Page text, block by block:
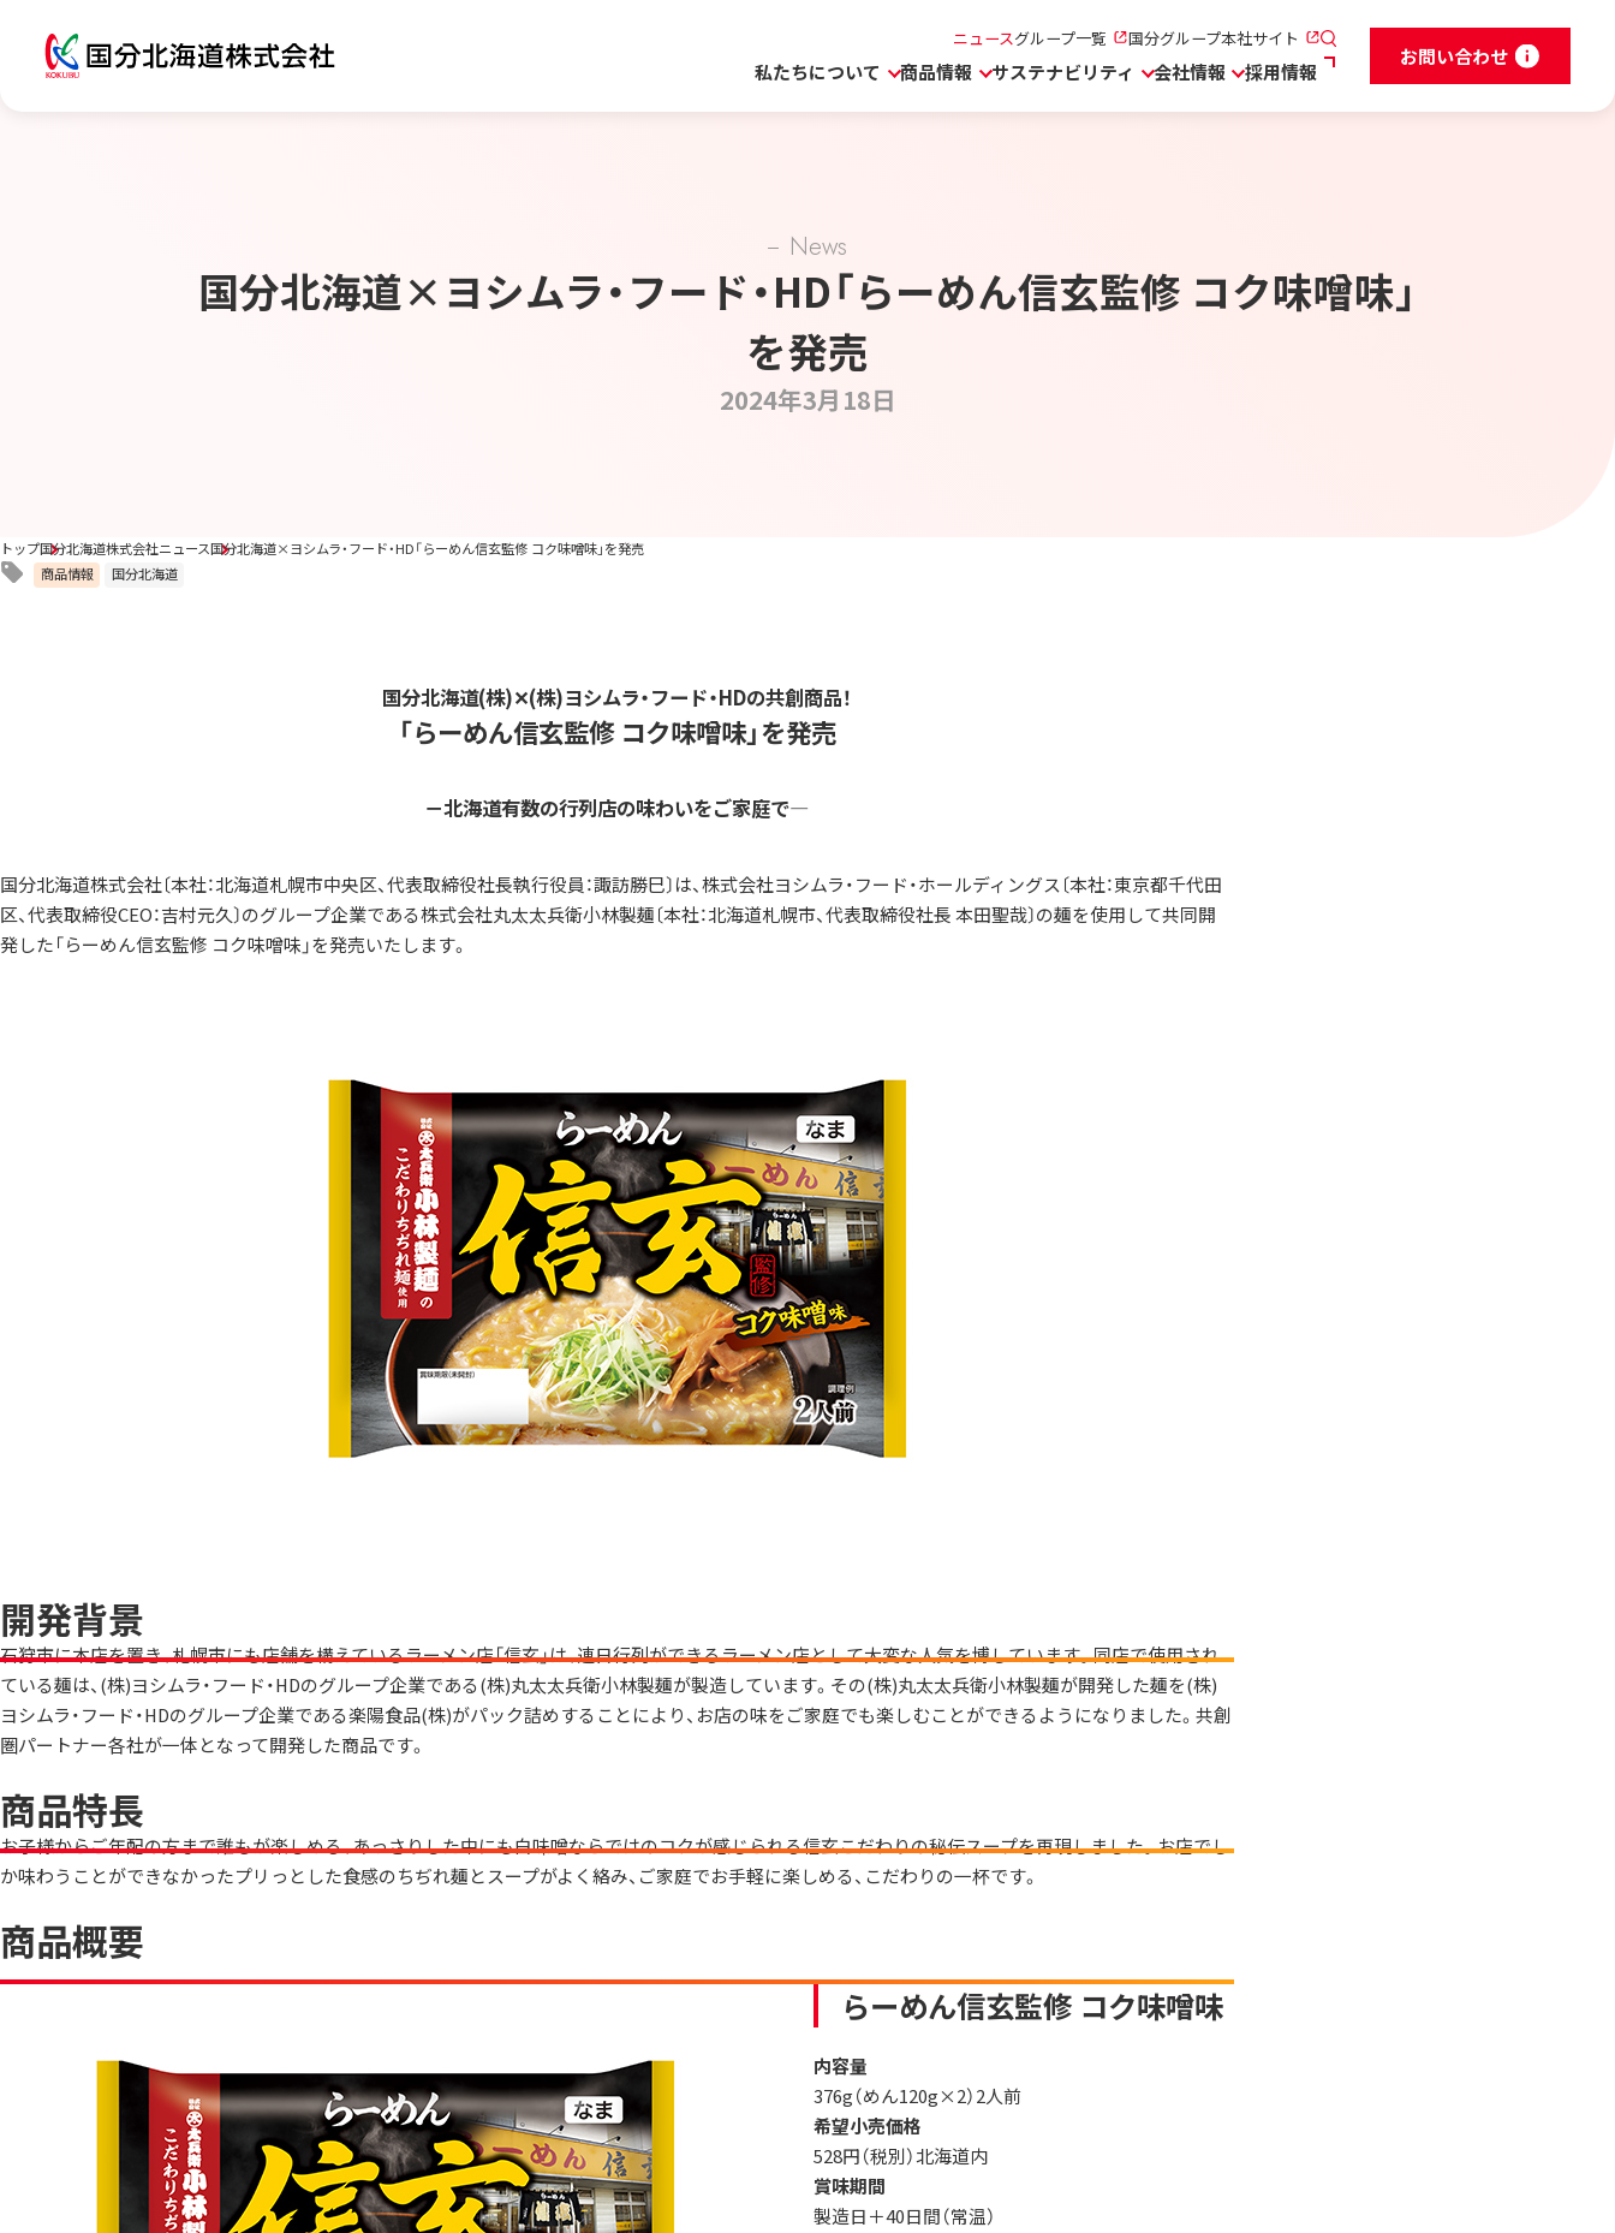
ニュースグループ一覧 国分グループ本社サイト
私たちについて 商品情報 サステナビリティ 会社情報 採用情報
お問い合わせ
News
国分北海道×ヨシムラ・フード・HD「らーめん信玄監修 コク味噌味」
を発売
2024年3月18日
トップ国分北海道株式会社ニュース国分北海道×ヨシムラ・フード・HD「らーめん信玄監修 コク味噌味」を発売
商品情報
国分北海道
国分北海道(株)✕(株)ヨシムラ・フード・HDの共創商品！
「らーめん信玄監修 コク味噌味」を発売
－北海道有数の行列店の味わいをご家庭で―
国分北海道株式会社〔本社：北海道札幌市中央区、代表取締役社長執行役員：諏訪勝巳〕は、株式会社ヨシムラ・フード・ホールディングス〔本社：東京都千代田
区、代表取締役CEO：吉村元久〕のグループ企業である株式会社丸太太兵衛小林製麺〔本社：北海道札幌市、代表取締役社長 本田聖哉〕の麺を使用して共同開
発した「らーめん信玄監修 コク味噌味」を発売いたします。
開発背景
石狩市に本店を置き、札幌市にも店舗を構えているラーメン店「信玄」は、連日行列ができるラーメン店として大変な人気を博しています。同店で使用され
ている麺は、(株)ヨシムラ・フード・HDのグループ企業である(株)丸太太兵衛小林製麺が製造しています。その(株)丸太太兵衛小林製麺が開発した麺を(株)
ヨシムラ・フード・HDのグループ企業である楽陽食品(株)がパック詰めすることにより、お店の味をご家庭でも楽しむことができるようになりました。共創
圏パートナー各社が一体となって開発した商品です。
商品特長
お子様からご年配の方まで誰もが楽しめる、あっさりした中にも白味噌ならではのコクが感じられる信玄こだわりの秘伝スープを再現しました。お店でし
か味わうことができなかったプリっとした食感のちぢれ麺とスープがよく絡み、ご家庭でお手軽に楽しめる、こだわりの一杯です。
商品概要
らーめん信玄監修 コク味噌味
内容量
376g（めん120g×2）2人前
希望小売価格
528円（税別）北海道内
賞味期間
製造日＋40日間（常温）